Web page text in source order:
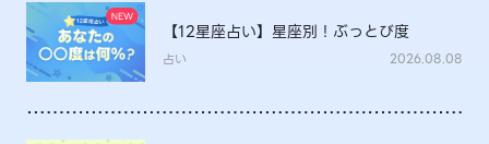
【12星座占い】星座別！ぶっとび度
占い 2026.08.08